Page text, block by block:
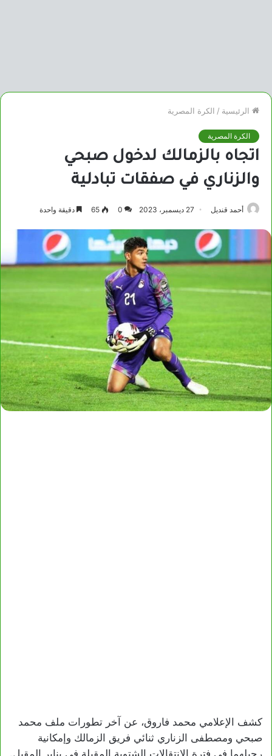
الرئيسية / الكرة المصرية
الكرة المصرية
اتجاه بالزمالك لدخول صبحي
والزناري في صفقات تبادلية
أحمد قنديل 27 ديسمبر، 2023 0
65 دقيقة واحدة
كشف الإعلامي محمد فاروق، عن آخر تطورات ملف محمد
صبحي ومصطفى الزناري ثنائي فريق الزمالك وإمكانية